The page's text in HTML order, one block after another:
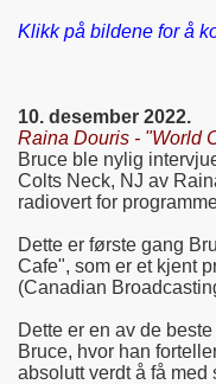
Klikk på bildene for å
10. desember 2022.
Raina Douris - "World
Bruce ble nylig
Colts Neck, NJ av
radiovert for
Dette er første gang
Cafe", som er et kjent
(Canadian
Dette er en av de
Bruce, hvor han
absolutt verdt å få med